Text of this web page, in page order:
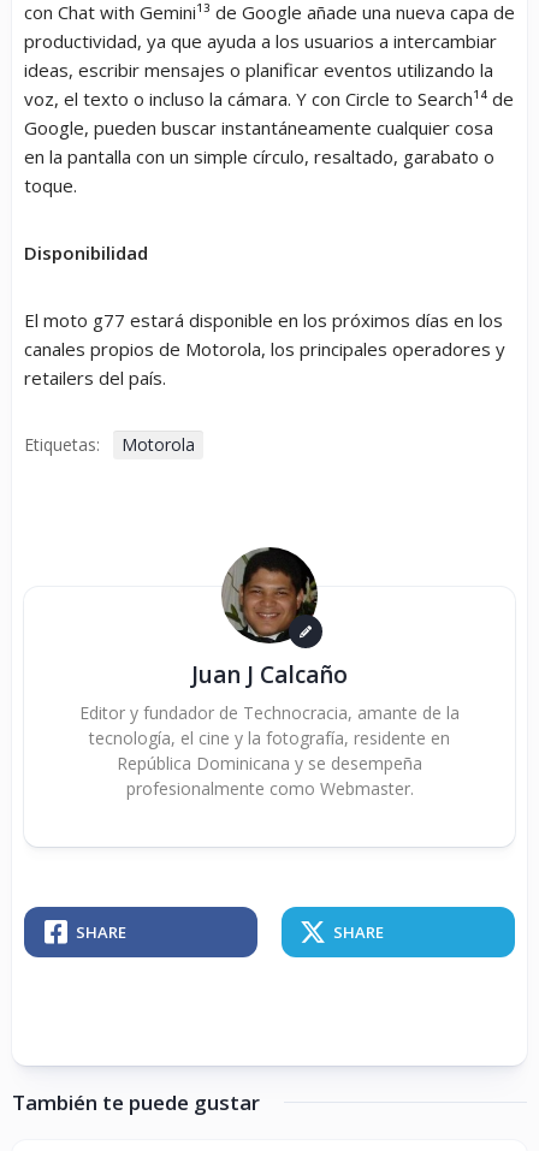
con Chat with Gemini¹³ de Google añade una nueva capa de
productividad, ya que ayuda a los usuarios a intercambiar
ideas, escribir mensajes o planificar eventos utilizando la
voz, el texto o incluso la cámara. Y con Circle to Search¹⁴ de
Google, pueden buscar instantáneamente cualquier cosa
en la pantalla con un simple círculo, resaltado, garabato o
toque.
Disponibilidad
El moto g77 estará disponible en los próximos días en los
canales propios de Motorola, los principales operadores y
retailers del país.
Etiquetas: Motorola
Juan J Calcaño
Editor y fundador de Technocracia, amante de la
tecnología, el cine y la fotografía, residente en
República Dominicana y se desempeña
profesionalmente como Webmaster.
SHARE SHARE
También te puede gustar